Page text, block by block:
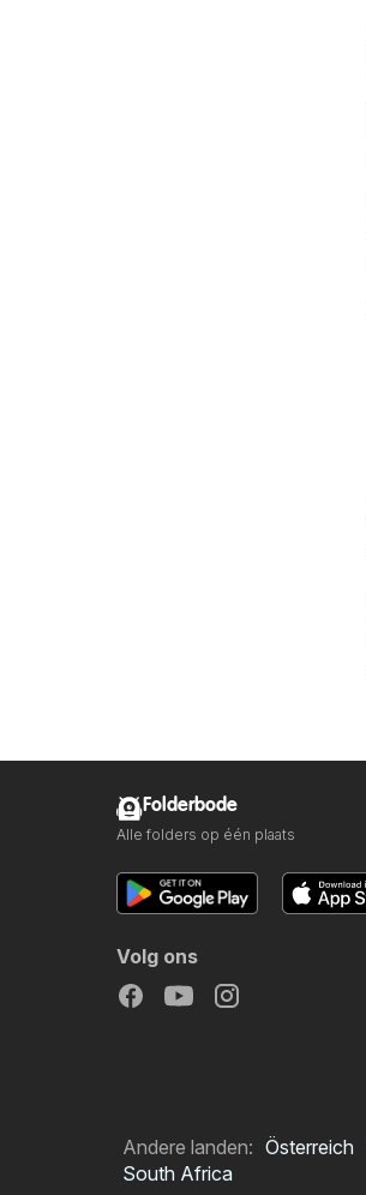
Folderbode
Alle folders op één plaats
Volg ons
Andere landen: Österreich
South Africa